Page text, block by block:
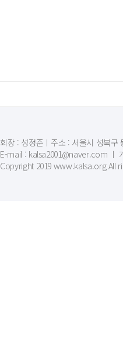
회장 : 성정준ㅣ주소 : 서울시 성북구
E-mail : kalsa2001@naver.com ㅣ
Copyright 2019 www.kalsa.org All